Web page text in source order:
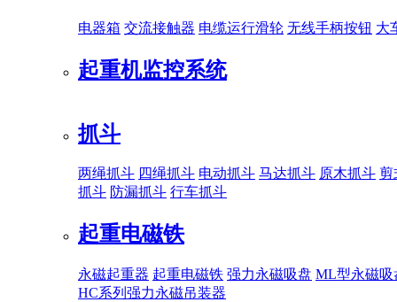
电器箱 交流接触器 电缆运行滑轮 无线手柄按钮 大
起重机监控系统
抓斗
两绳抓斗 四绳抓斗 电动抓斗 马达抓斗 原木抓斗 剪
抓斗 防漏抓斗 行车抓斗
起重电磁铁
永磁起重器 起重电磁铁 强力永磁吸盘 ML型永磁吸
HC系列强力永磁吊装器